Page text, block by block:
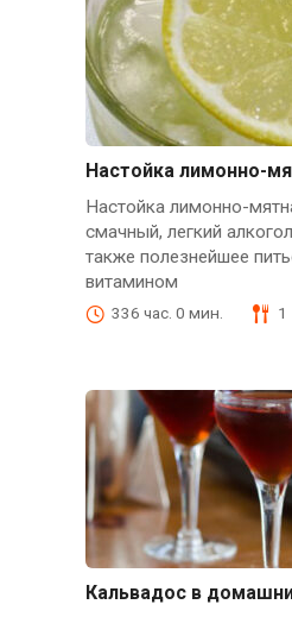
Настойка лимонно-
Настойка лимонно-
смачный, легкий
также полезнейшее
витамином
336 час. 0 мин. 1
Кальвадос в